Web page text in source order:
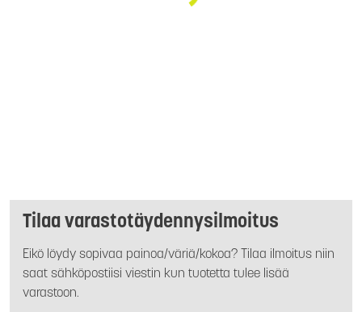
Tilaa varastotäydennysilmoitus
Eikö löydy sopivaa painoa/väriä/kokoa? Tilaa ilmoitus niin
saat sähköpostiisi viestin kun tuotetta tulee lisää
varastoon.